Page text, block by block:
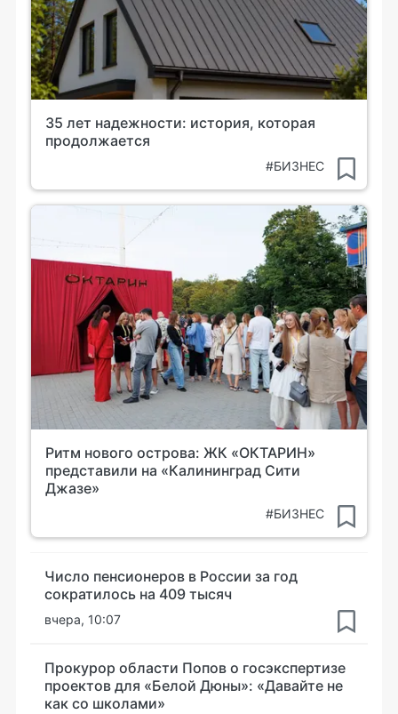
35 лет надежности: история, которая
продолжается
#БИЗНЕС
Ритм нового острова: ЖК «ОКТАРИН»
представили на «Калининград Сити
Джазе»
#БИЗНЕС
Число пенсионеров в России за год
сократилось на 409 тысяч
вчера, 10:07
Прокурор области Попов о госэкспертизе
проектов для «Белой Дюны»: «Давайте не
как со школами»